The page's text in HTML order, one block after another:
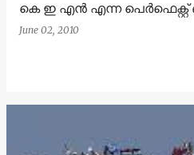
കെ ഇ എന്‍ എന്ന പെര്‍ഫെക്റ്റ്
June 02, 2010